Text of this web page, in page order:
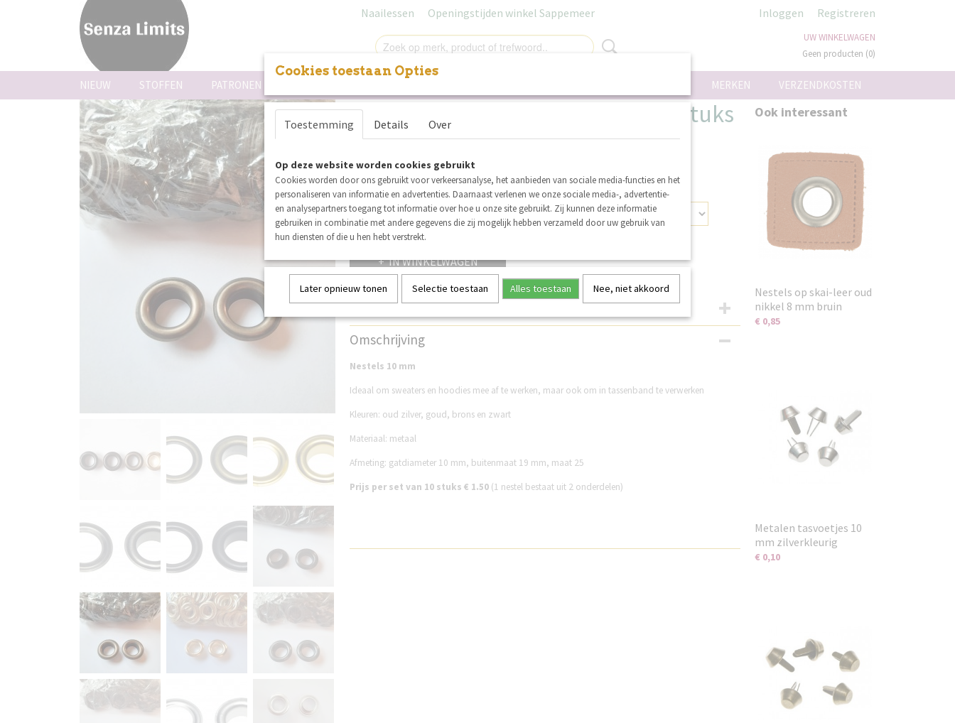
Naailessen Openingstijden winkel Sappemeer Inloggen Registreren
UW WINKELWAGEN
Geen producten (0)
VERZENDKOSTEN
MERKEN
NIEUW STOFFEN PATRONEN
Nestels/zeilringen 10 mm per 10 stuks
€ 1,50
✓Op voorraad
Kleur Aantal
IN WINKELWAGEN
Specificaties
Productcode
Omschrijving
Nestels 10 mm
Ideaal om sweaters en hoodies mee af te werken, maar ook om in tassenband te verwerken
Kleuren: oud zilver, goud, brons en zwart
Materiaal: metaal
Afmeting: gatdiameter 10 mm, buitenmaat 19 mm, maat 25
Prijs per set van 10 stuks € 1.50 (1 nestel bestaat uit 2 onderdelen)
Ook interessant
Nestels op skai-leer oud
nikkel 8 mm bruin
€ 0,85
Metalen tasvoetjes 10
mm zilverkleurig
€ 0,10
Cookies toestaan Opties
Toestemming Details Over
Op deze website worden cookies gebruikt
Cookies worden door ons gebruikt voor verkeersanalyse, het aanbieden van sociale media-functies en het
personaliseren van informatie en advertenties. Daarnaast verlenen we onze sociale media-, advertentie-
en analysepartners toegang tot informatie over hoe u onze site gebruikt. Zij kunnen deze informatie
gebruiken in combinatie met andere gegevens die zij mogelijk hebben verzameld door uw gebruik van
hun diensten of die u hen hebt verstrekt.
Later opnieuw tonen Selectie toestaan Alles toestaan Nee, niet akkoord